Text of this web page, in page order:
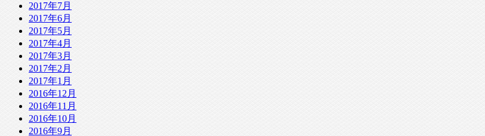
2017年7月
2017年6月
2017年5月
2017年4月
2017年3月
2017年2月
2017年1月
2016年12月
2016年11月
2016年10月
2016年9月